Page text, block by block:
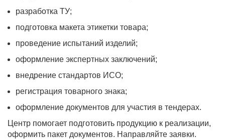
разработка ТУ;
подготовка макета этикетки товара;
проведение испытаний изделий;
оформление экспертных заключений;
внедрение стандартов ИСО;
регистрация товарного знака;
оформление документов для участия в тендерах.
Центр помогает подготовить продукцию к реализации,
оформить пакет документов. Направляйте заявки.